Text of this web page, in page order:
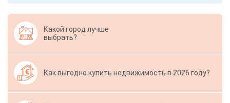
Какой город лучше
выбрать?
Как выгодно купить недвижимость в 2026 году?